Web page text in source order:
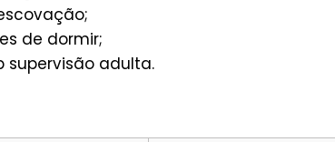
de dormir;
supervisão adulta.